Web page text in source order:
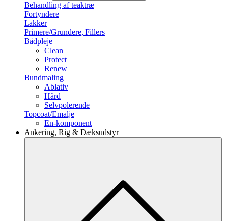
Behandling af teaktræ
Fortyndere
Lakker
Primere/Grundere, Fillers
Bådpleje
Clean
Protect
Renew
Bundmaling
Ablativ
Hård
Selvpolerende
Topcoat/Emalje
En-komponent
Ankering, Rig & Dæksudstyr